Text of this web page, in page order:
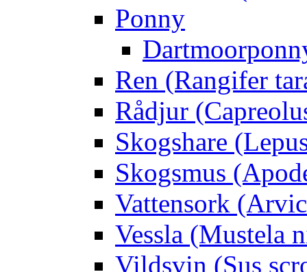
Ponny
Ren (Rangifer
Rådjur
Skogshare
Skogsmus
Vattensork
Vessla (Mustela
Vildsvin (Sus